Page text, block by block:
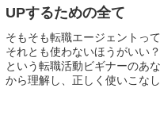
UPするための全て
そもそも転職エージェントっ
それとも使わないほうがいい
という転職活動ビギナーのあ
から理解し、正しく使いこな